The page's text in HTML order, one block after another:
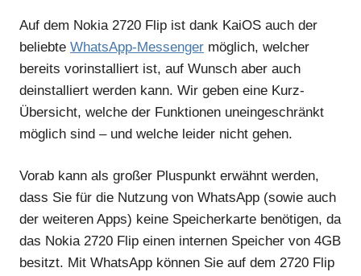
Auf dem Nokia 2720 Flip ist dank KaiOS auch der
beliebte WhatsApp-Messenger möglich, welcher
bereits vorinstalliert ist, auf Wunsch aber auch
deinstalliert werden kann. Wir geben eine Kurz-
Übersicht, welche der Funktionen uneingeschränkt
möglich sind – und welche leider nicht gehen.
Vorab kann als großer Pluspunkt erwähnt werden,
dass Sie für die Nutzung von WhatsApp (sowie auch
der weiteren Apps) keine Speicherkarte benötigen, da
das Nokia 2720 Flip einen internen Speicher von 4GB
besitzt. Mit WhatsApp können Sie auf dem 2720 Flip